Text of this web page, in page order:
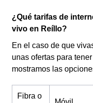
¿Qué tarifas de
vivo en Reíllo?
En el caso de que
unas ofertas para
mostramos las
Fibra o